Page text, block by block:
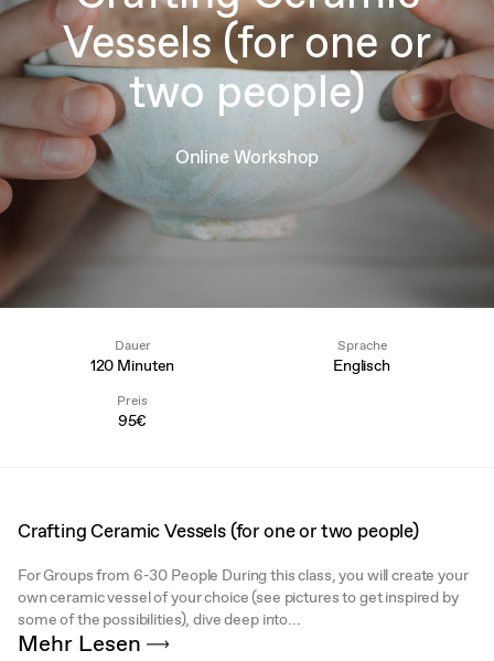
Vessels (for one or
two people)
Online Workshop
Dauer
120 Minuten
Sprache
Englisch
Preis
95€
Crafting Ceramic Vessels (for one or two people)
For Groups from 6-30 People During this class, you will create your
own ceramic vessel of your choice (see pictures to get inspired by
some of the possibilities), dive deep into...
Mehr Lesen